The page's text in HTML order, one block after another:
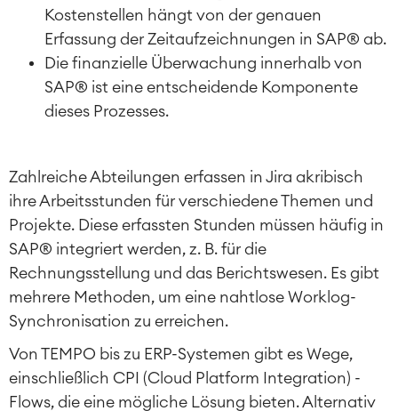
Kostenstellen hängt von der genauen
Erfassung der Zeitaufzeichnungen in SAP® ab.
Die finanzielle Überwachung innerhalb von
SAP® ist eine entscheidende Komponente
dieses Prozesses.
Zahlreiche Abteilungen erfassen in Jira akribisch
ihre Arbeitsstunden für verschiedene Themen und
Projekte. Diese erfassten Stunden müssen häufig in
SAP® integriert werden, z. B. für die
Rechnungsstellung und das Berichtswesen. Es gibt
mehrere Methoden, um eine nahtlose Worklog-
Synchronisation zu erreichen.
Von TEMPO bis zu ERP-Systemen gibt es Wege,
einschließlich CPI (Cloud Platform Integration) -
Flows, die eine mögliche Lösung bieten. Alternativ